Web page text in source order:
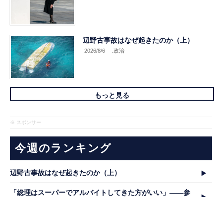
辺野古事故はなぜ起きたのか（上）
2026/8/6 .政治
もっと見る
※ スポンサー
今週のランキング
辺野古事故はなぜ起きたのか（上）
「総理はスーパーでアルバイトしてきた方がいい」――参